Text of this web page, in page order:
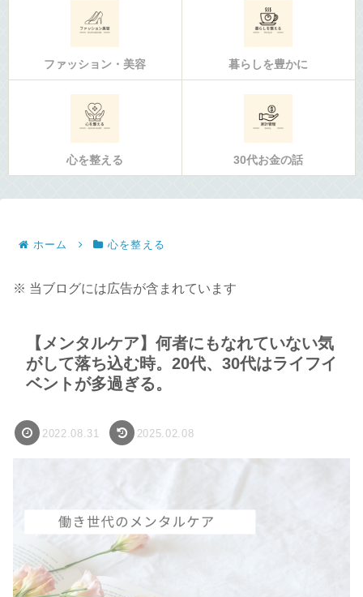
ファッション・美容 暮らしを豊かに
心を整える 30代お金の話
ホーム 心を整える
※ 当ブログには広告が含まれています
【メンタルケア】何者にもなれていない気
がして落ち込む時。20代、30代はライフイ
ベントが多過ぎる。
2022.08.31 2025.02.08